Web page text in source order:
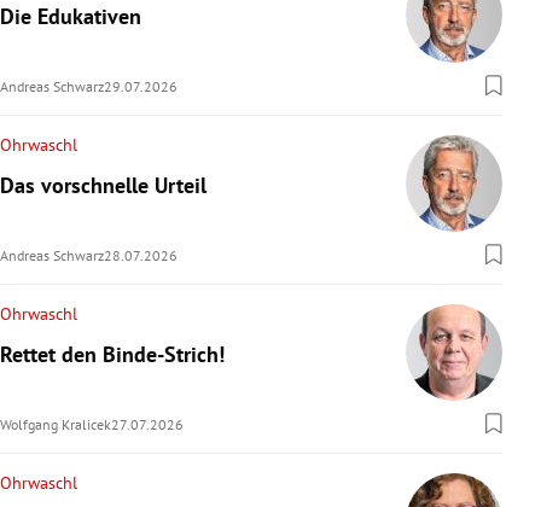
Die Edukativen
Andreas Schwarz29.07.2026
Ohrwaschl
Das vorschnelle Urteil
Andreas Schwarz28.07.2026
Ohrwaschl
Rettet den Binde-Strich!
Wolfgang Kralicek27.07.2026
Ohrwaschl